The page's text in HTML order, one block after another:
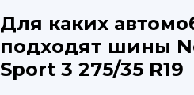
Для каких
подходят шины
Sport 3 275/35 R19